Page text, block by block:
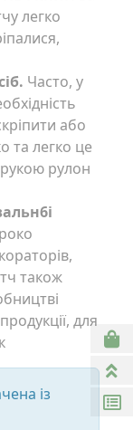
легко
Часто, у
або
та легко це
рулон
також
для
із